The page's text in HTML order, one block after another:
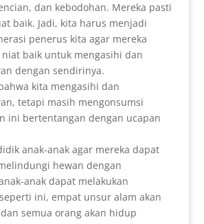
dan kebodohan. Mereka pasti
baik. Jadi, kita harus menjadi
penerus kita agar mereka
baik untuk mengasihi dan
dengan sendirinya.
kita mengasihi dan
tetapi masih mengonsumsi
ini bertentangan dengan ucapan
anak-anak agar mereka dapat
hewan dengan
anak dapat melakukan
ini, empat unsur alam akan
semua orang akan hidup